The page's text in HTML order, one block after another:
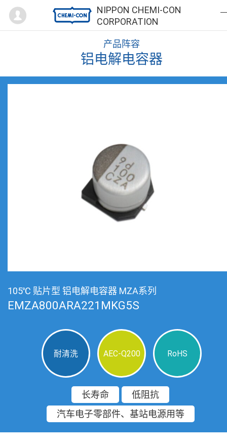
NIPPON CHEMI-CON
CORPORATION
Mypage
产品阵容
铝电解电容器
105℃ 贴片型 铝电解电容器 MZA系列
EMZA800ARA221MKG5S
耐清洗 AEC-Q200 RoHS
长寿命
低阻抗
汽车电子零部件、基站电源用等